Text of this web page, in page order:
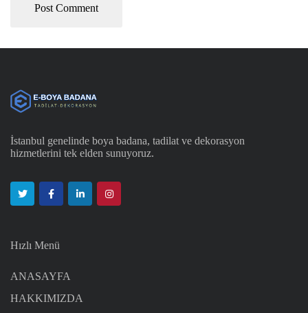
İstanbul genelinde boya badana, tadilat ve dekorasyon
hizmetlerini tek elden sunuyoruz.
Hızlı Menü
ANASAYFA
HAKKIMIZDA